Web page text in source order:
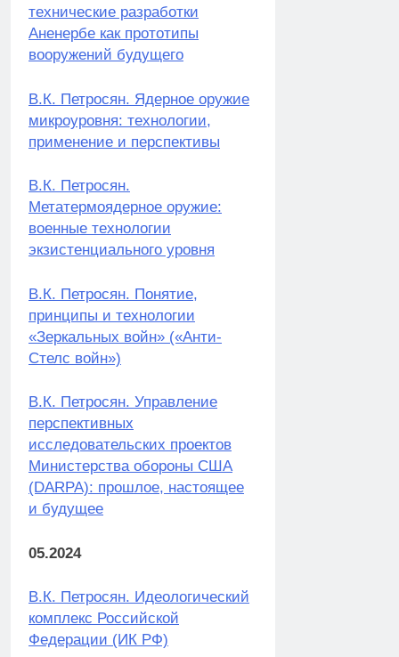
технические разработки
Аненербе как прототипы
вооружений будущего
В.К. Петросян. Ядерное оружие
микроуровня: технологии,
применение и перспективы
В.К. Петросян.
Метатермоядерное оружие:
военные технологии
экзистенциального уровня
В.К. Петросян. Понятие,
принципы и технологии
«Зеркальных войн» («Анти-
Стелс войн»)
В.К. Петросян. Управление
перспективных
исследовательских проектов
Министерства обороны США
(DARPA): прошлое, настоящее
и будущее
05.2024
В.К. Петросян. Идеологический
комплекс Российской
Федерации (ИК РФ)